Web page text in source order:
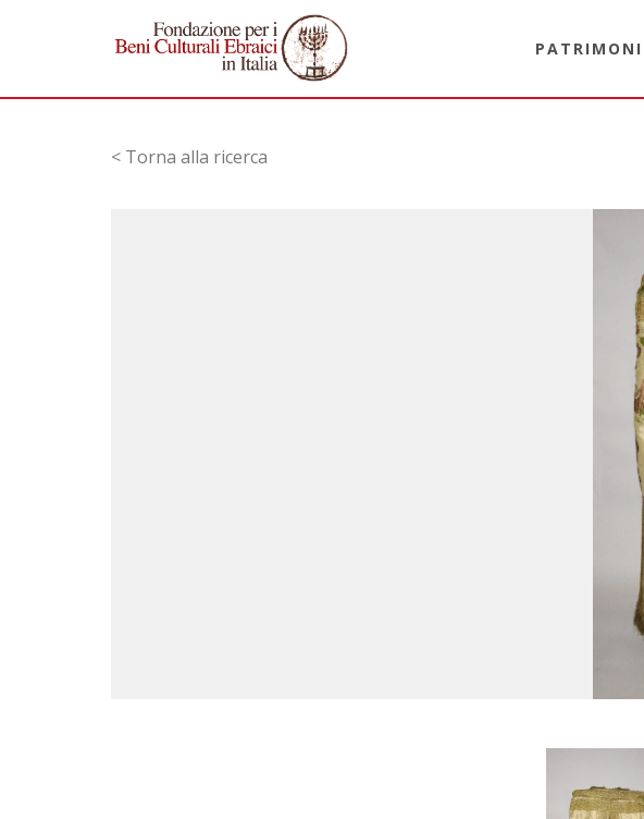
< Torna alla ricerca